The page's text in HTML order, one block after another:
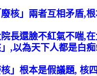
廢核」兩者互相矛盾,
長還臉不紅氣不喘,
,以為天下人都是白
」根本是假議題, 核